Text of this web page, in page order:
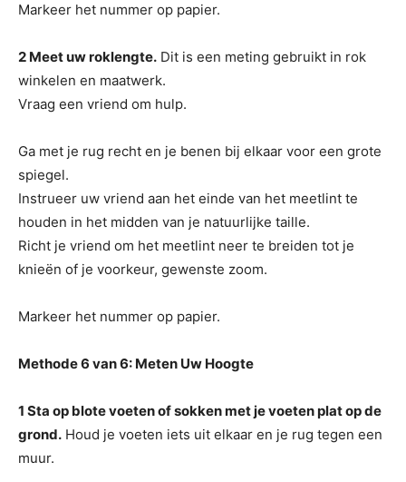
Markeer het nummer op papier.
2 Meet uw roklengte. Dit is een meting gebruikt in rok
winkelen en maatwerk.
Vraag een vriend om hulp.
Ga met je rug recht en je benen bij elkaar voor een grote
spiegel.
Instrueer uw vriend aan het einde van het meetlint te
houden in het midden van je natuurlijke taille.
Richt je vriend om het meetlint neer te breiden tot je
knieën of je voorkeur, gewenste zoom.
Markeer het nummer op papier.
Methode 6 van 6: Meten Uw Hoogte
1 Sta op blote voeten of sokken met je voeten plat op de
grond. Houd je voeten iets uit elkaar en je rug tegen een
muur.